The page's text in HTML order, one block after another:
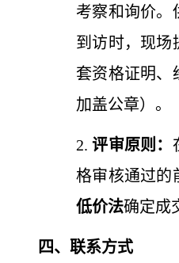
考察和询价。
到访时，现场
套资格证明、
加盖公章）。
2.评审原则：
格审核通过的
低价法确定成
四、联系方式